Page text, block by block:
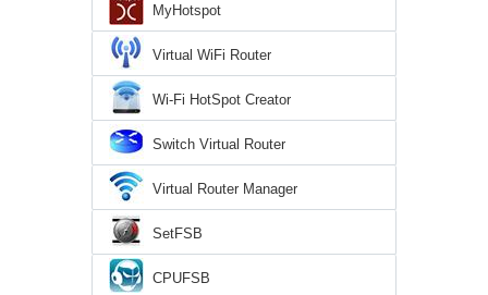
MyHotspot
Virtual WiFi Router
Wi-Fi HotSpot Creator
Switch Virtual Router
Virtual Router Manager
SetFSB
CPUFSB